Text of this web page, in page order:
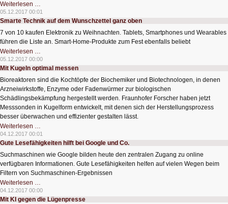
Weiterlesen …
den
Botnetzen
05.12.2017 00:01
Smarte Technik auf dem Wunschzettel ganz oben
7 von 10 kaufen Elektronik zu Weihnachten. Tablets, Smartphones und Wearables
führen die Liste an. Smart-Home-Produkte zum Fest ebenfalls beliebt
Weiterlesen …
Technik
auf
dem
ganz
oben
05.12.2017 00:00
Mit Kugeln optimal messen
Bioreaktoren sind die Kochtöpfe der Biochemiker und Biotechnologen, in denen
Arzneiwirkstoffe, Enzyme oder Fadenwürmer zur biologischen
Schädlingsbekämpfung hergestellt werden. Fraunhofer Forscher haben jetzt
Messsonden in Kugelform entwickelt, mit denen sich der Herstellungsprozess
besser überwachen und effizienter gestalten lässt.
Weiterlesen …
Kugeln
optimal
messen
04.12.2017 00:01
Gute Lesefähigkeiten hilft bei Google und Co.
Suchmaschinen wie Google bilden heute den zentralen Zugang zu online
verfügbaren Informationen. Gute Lesefähigkeiten helfen auf vielen Wegen beim
Filtern von Suchmaschinen-Ergebnissen
Weiterlesen …
Lesefähigkeiten
hilft
bei
04.12.2017 00:00
Mit KI gegen die Lügenpresse